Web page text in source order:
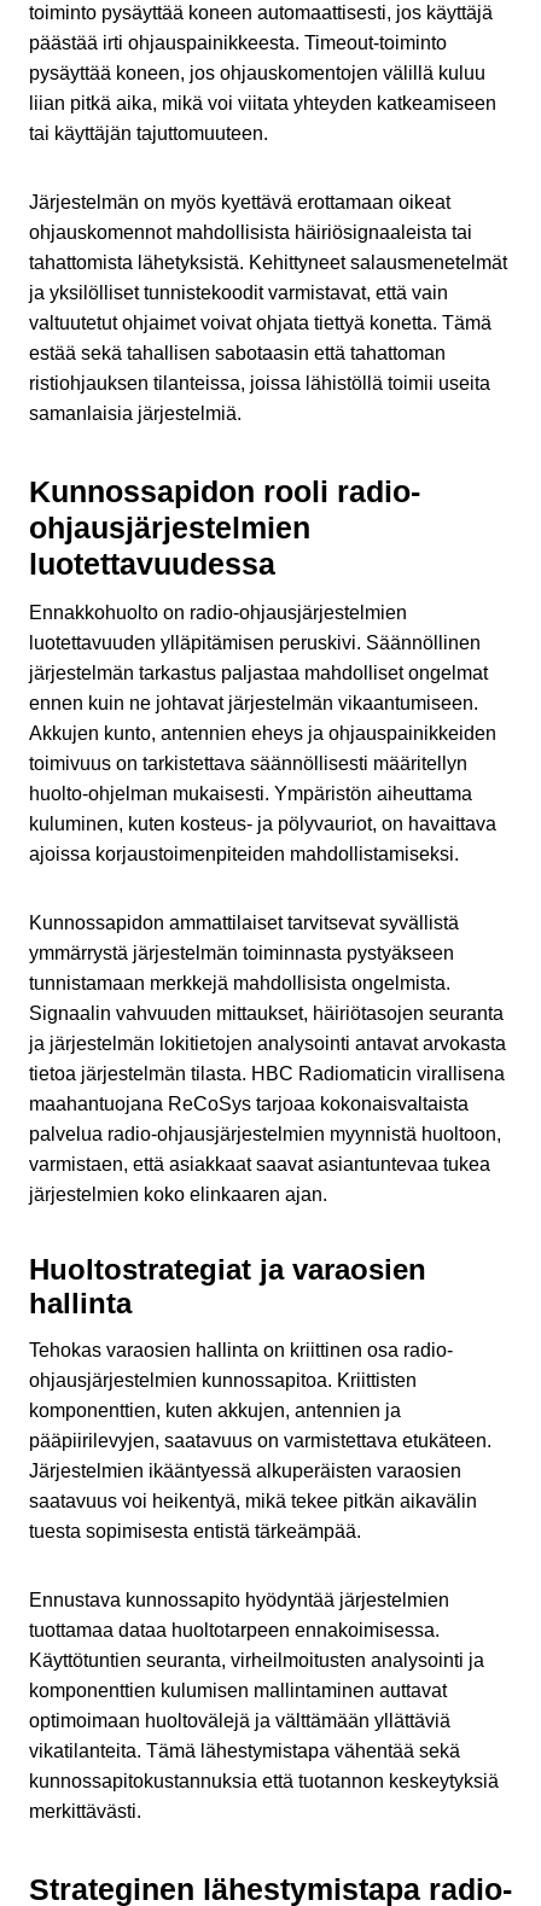
toiminto pysäyttää koneen automaattisesti, jos käyttäjä
päästää irti ohjauspainikkeesta. Timeout-toiminto
pysäyttää koneen, jos ohjauskomentojen välillä kuluu
liian pitkä aika, mikä voi viitata yhteyden katkeamiseen
tai käyttäjän tajuttomuuteen.
Järjestelmän on myös kyettävä erottamaan oikeat
ohjauskomennot mahdollisista häiriösignaaleista tai
tahattomista lähetyksistä. Kehittyneet salausmenetelmät
ja yksilölliset tunnistekoodit varmistavat, että vain
valtuutetut ohjaimet voivat ohjata tiettyä konetta. Tämä
estää sekä tahallisen sabotaasin että tahattoman
ristiohjauksen tilanteissa, joissa lähistöllä toimii useita
samanlaisia järjestelmiä.
Kunnossapidon rooli radio-
ohjausjärjestelmien
luotettavuudessa
Ennakkohuolto on radio-ohjausjärjestelmien
luotettavuuden ylläpitämisen peruskivi. Säännöllinen
järjestelmän tarkastus paljastaa mahdolliset ongelmat
ennen kuin ne johtavat järjestelmän vikaantumiseen.
Akkujen kunto, antennien eheys ja ohjauspainikkeiden
toimivuus on tarkistettava säännöllisesti määritellyn
huolto-ohjelman mukaisesti. Ympäristön aiheuttama
kuluminen, kuten kosteus- ja pölyvauriot, on havaittava
ajoissa korjaustoimenpiteiden mahdollistamiseksi.
Kunnossapidon ammattilaiset tarvitsevat syvällistä
ymmärrystä järjestelmän toiminnasta pystyäkseen
tunnistamaan merkkejä mahdollisista ongelmista.
Signaalin vahvuuden mittaukset, häiriötasojen seuranta
ja järjestelmän lokitietojen analysointi antavat arvokasta
tietoa järjestelmän tilasta. HBC Radiomaticin virallisena
maahantuojana ReCoSys tarjoaa kokonaisvaltaista
palvelua radio-ohjausjärjestelmien myynnistä huoltoon,
varmistaen, että asiakkaat saavat asiantuntevaa tukea
järjestelmien koko elinkaaren ajan.
Huoltostrategiat ja varaosien
hallinta
Tehokas varaosien hallinta on kriittinen osa radio-
ohjausjärjestelmien kunnossapitoa. Kriittisten
komponenttien, kuten akkujen, antennien ja
pääpiirilevyjen, saatavuus on varmistettava etukäteen.
Järjestelmien ikääntyessä alkuperäisten varaosien
saatavuus voi heikentyä, mikä tekee pitkän aikavälin
tuesta sopimisesta entistä tärkeämpää.
Ennustava kunnossapito hyödyntää järjestelmien
tuottamaa dataa huoltotarpeen ennakoimisessa.
Käyttötuntien seuranta, virheilmoitusten analysointi ja
komponenttien kulumisen mallintaminen auttavat
optimoimaan huoltovälejä ja välttämään yllättäviä
vikatilanteita. Tämä lähestymistapa vähentää sekä
kunnossapitokustannuksia että tuotannon keskeytyksiä
merkittävästi.
Strateginen lähestymistapa radio-